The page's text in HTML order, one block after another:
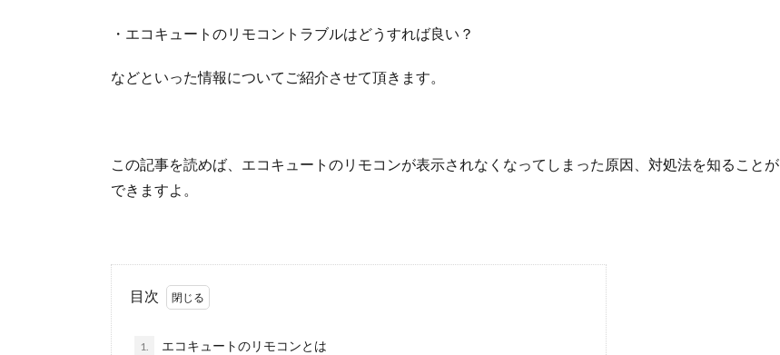
・エコキュートのリモコントラブルはどうすれば良い？
などといった情報についてご紹介させて頂きます。
この記事を読めば、エコキュートのリモコンが表示されなくなってしまった原因、対処法を知ることが
できますよ。
目次
1. エコキュートのリモコンとは